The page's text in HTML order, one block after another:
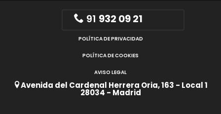
91 932 09 21
POLÍTICA DE PRIVACIDAD
POLÍTICA DE COOKIES
AVISO LEGAL
Avenida del Cardenal Herrera Oria, 163 - Local 1
28034 - Madrid